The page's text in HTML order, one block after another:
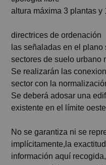
altura máxima 3 plantas y
directrices de ordenación
las señaladas en el
sectores de suelo urbano
Se realizarán las
sector con la
Se deberá adosar una
existente en el límite
No se garantiza ni se
implícitamente,la
información aquí